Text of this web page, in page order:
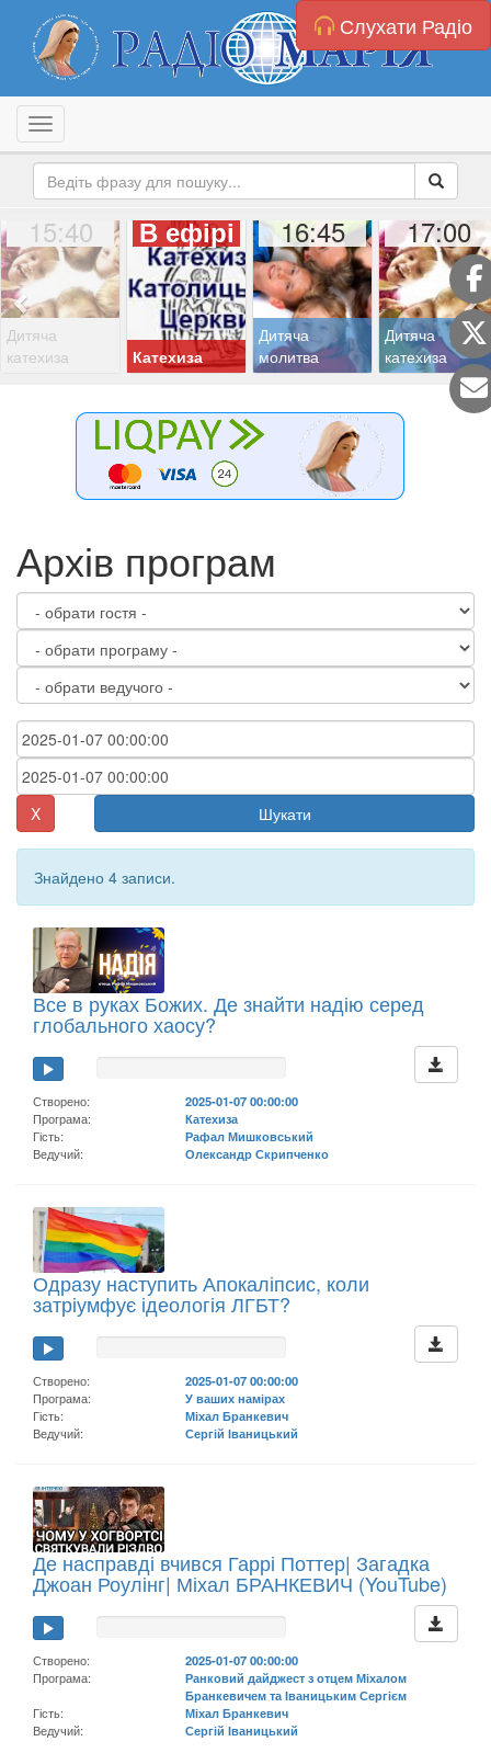
Слухати Радіо
Toggle navigation
15:40
Дитяча
катехиза
В ефірі
Катехиза
16:45
Дитяча
молитва
17:00
Дитяча
катехиза
Архів програм
X Шукати
Знайдено 4 записи.
Все в руках Божих. Де знайти надію серед
глобального хаосу?
Створено:
2025-01-07 00:00:00
Програма:
Катехиза
Гість:
Рафал Мишковський
Ведучий:
Олександр Скрипченко
Одразу наступить Апокаліпсис, коли
затріумфує ідеологія ЛГБТ?
Створено:
2025-01-07 00:00:00
Програма:
У ваших намірах
Гість:
Міхал Бранкевич
Ведучий:
Сергій Іваницький
Де насправді вчився Гаррі Поттер| Загадка
Джоан Роулінг| Міхал БРАНКЕВИЧ (YouTube)
Створено:
2025-01-07 00:00:00
Програма:
Ранковий дайджест з отцем Міхалом
Бранкевичем та Іваницьким Сергієм
Гість:
Міхал Бранкевич
Ведучий:
Сергій Іваницький